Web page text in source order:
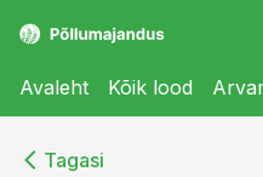
Avaleht Kõik lood
Tagasi